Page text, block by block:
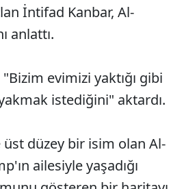
İntifad Kanbar, Al-
anlattı.
evimizi yaktığı gibi
istediğini" aktardı.
düzey bir isim olan Al-
ailesiyle yaşadığı